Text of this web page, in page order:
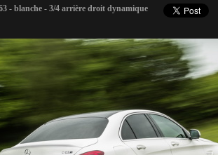
- blanche - 3/4 arrière droit dynamique